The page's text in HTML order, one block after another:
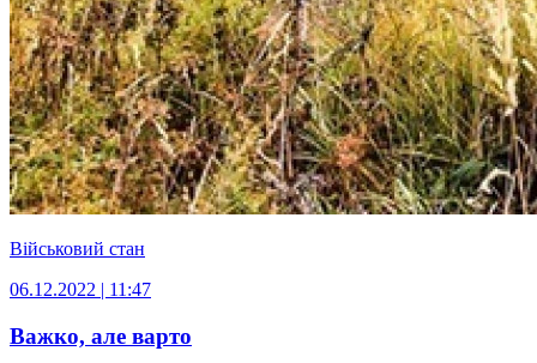
Військовий стан
06.12.2022 | 11:47
Важко, але варто